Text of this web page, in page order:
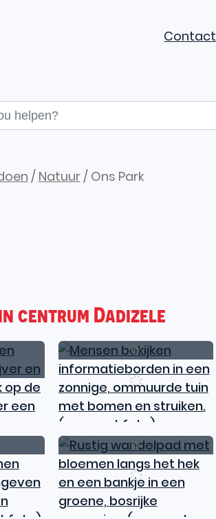
Contact
helpen?
Natuur Ons Park
centrum Dadizele
Toerisme
Leiestreek